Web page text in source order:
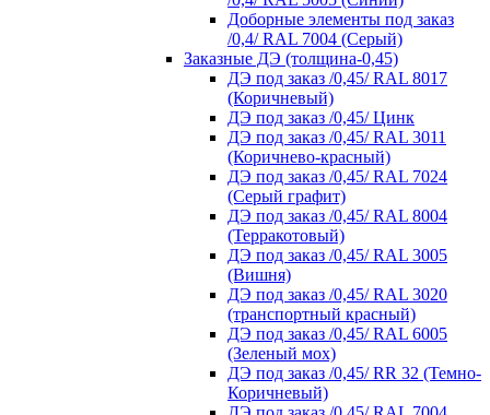
Доборные элементы под заказ
/0,4/ RAL 7004 (Серый)
Заказные ДЭ (толщина-0,45)
ДЭ под заказ /0,45/ RAL 8017
(Коричневый)
ДЭ под заказ /0,45/ Цинк
ДЭ под заказ /0,45/ RAL 3011
(Коричнево-красный)
ДЭ под заказ /0,45/ RAL 7024
(Серый графит)
ДЭ под заказ /0,45/ RAL 8004
(Терракотовый)
ДЭ под заказ /0,45/ RAL 3005
(Вишня)
ДЭ под заказ /0,45/ RAL 3020
(транспортный красный)
ДЭ под заказ /0,45/ RAL 6005
(Зеленый мох)
ДЭ под заказ /0,45/ RR 32 (Темно-
Коричневый)